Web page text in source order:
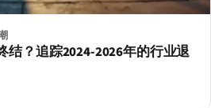
结？追踪2024-2026年的行业退